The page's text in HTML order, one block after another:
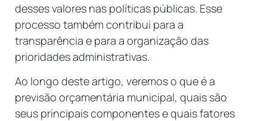
desses valores nas políticas públicas. Esse
processo também contribui para a
transparência e para a organização das
prioridades administrativas.
Ao longo deste artigo, veremos o que é a
previsão orçamentária municipal, quais são
seus principais componentes e quais fatores